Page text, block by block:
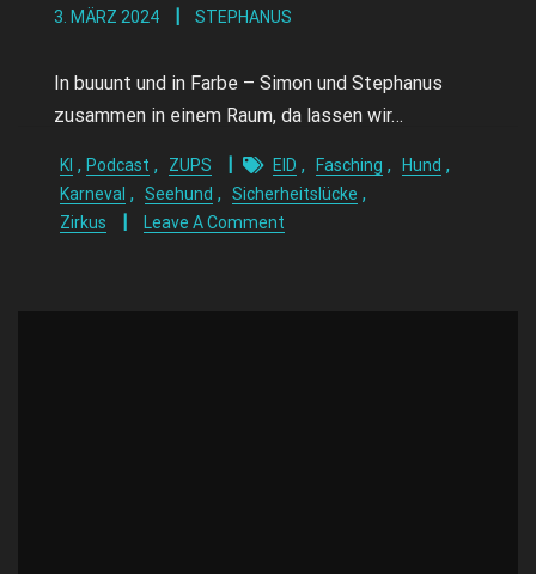
3. MÄRZ 2024 STEPHANUS
In buuunt und in Farbe – Simon und Stephanus
zusammen in einem Raum, da lassen wir…
KI , Podcast , ZUPS EID , Fasching , Hund ,
Karneval , Seehund , Sicherheitslücke ,
Zirkus Leave A Comment